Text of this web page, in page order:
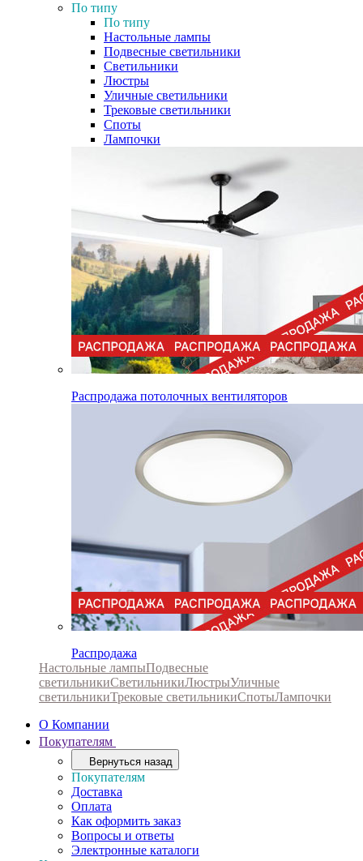
По типу
По типу
Настольные лампы
Подвесные светильники
Светильники
Люстры
Уличные светильники
Трековые светильники
Споты
Лампочки
Распродажа потолочных вентиляторов
Распродажа
Настольные лампыПодвесные
светильникиСветильникиЛюстрыУличные
светильникиТрековые светильникиСпотыЛампочки
О Компании
Покупателям
Вернуться назад
Покупателям
Доставка
Оплата
Как оформить заказ
Вопросы и ответы
Электронные каталоги